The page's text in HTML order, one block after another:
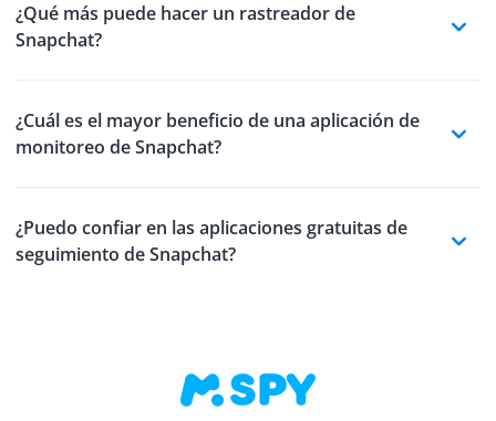
¿Qué más puede hacer un rastreador de
Snapchat?
¿Cuál es el mayor beneficio de una aplicación de
monitoreo de Snapchat?
¿Puedo confiar en las aplicaciones gratuitas de
seguimiento de Snapchat?